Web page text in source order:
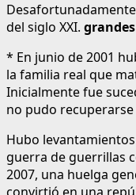
del siglo XXI.
* En junio de 2001
la familia real que
Inicialmente fue
no pudo recuperarse
Hubo
guerra de guerrillas
2007, una huelga